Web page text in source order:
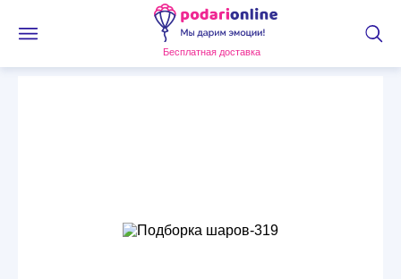
Бесплатная доставка